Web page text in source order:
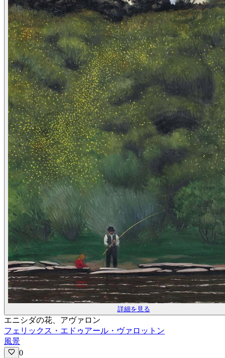
詳細を見る
エニシダの花、アヴァロン
フェリックス・エドゥアール・ヴァロットン
風景
0